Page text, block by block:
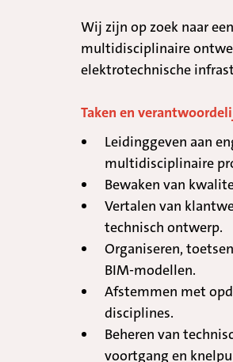
Wij zijn op zoek naar een
multidisciplinaire
elektrotechnische
Taken en
Leidinggeven aan
multidisciplinaire
Bewaken van
Vertalen van
technisch ontwerp.
Organiseren,
BIM-modellen.
Afstemmen met
disciplines.
Beheren van
voortgang en